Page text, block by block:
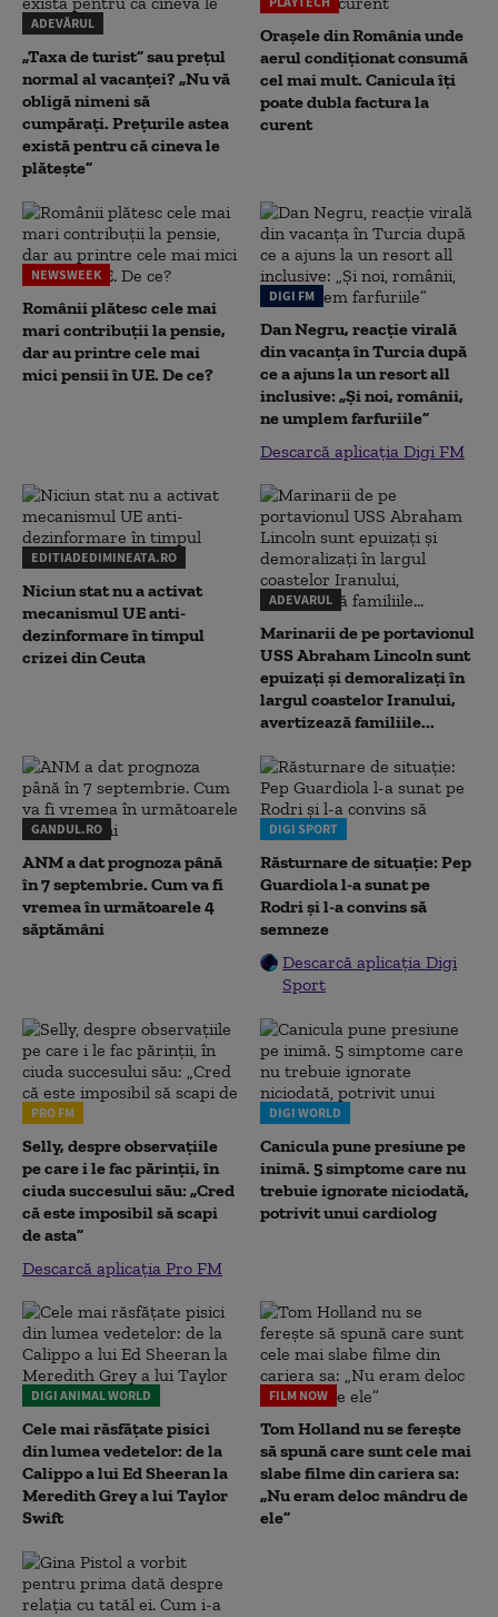
ADEVĂRUL
„Taxa de turist” sau prețul
normal al vacanței? „Nu vă
obligă nimeni să
cumpărați. Prețurile astea
există pentru că cineva le
plătește”
Orașele din România unde
aerul condiționat consumă
cel mai mult. Canicula îți
poate dubla factura la
curent
NEWSWEEK
Românii plătesc cele mai
mari contribuții la pensie,
dar au printre cele mai
mici pensii în UE. De ce?
DIGI FM
Dan Negru, reacție virală
din vacanța în Turcia după
ce a ajuns la un resort all
inclusive: „Și noi, românii,
ne umplem farfuriile”
Descarcă aplicația Digi FM
EDITIADEDIMINEATA.RO
Niciun stat nu a activat
mecanismul UE anti-
dezinformare în timpul
crizei din Ceuta
ADEVARUL
Marinarii de pe portavionul
USS Abraham Lincoln sunt
epuizați și demoralizați în
largul coastelor Iranului,
avertizează familiile...
GANDUL.RO
ANM a dat prognoza până
în 7 septembrie. Cum va fi
vremea în următoarele 4
săptămâni
DIGI SPORT
Răsturnare de situație: Pep
Guardiola l-a sunat pe
Rodri și l-a convins să
semneze
Descarcă aplicația Digi
Sport
PRO FM
Selly, despre observațiile
pe care i le fac părinții, în
ciuda succesului său: „Cred
că este imposibil să scapi
de asta”
Descarcă aplicația Pro FM
DIGI WORLD
Canicula pune presiune pe
inimă. 5 simptome care nu
trebuie ignorate niciodată,
potrivit unui cardiolog
DIGI ANIMAL WORLD
Cele mai răsfățate pisici
din lumea vedetelor: de la
Calippo a lui Ed Sheeran la
Meredith Grey a lui Taylor
Swift
FILM NOW
Tom Holland nu se ferește
să spună care sunt cele mai
slabe filme din cariera sa:
„Nu eram deloc mândru de
ele”